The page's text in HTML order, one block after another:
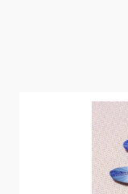
Niebiski